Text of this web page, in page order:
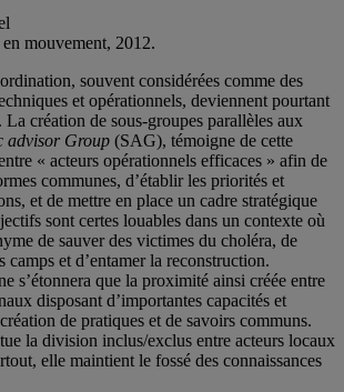
mouvement, 2012.
souvent considérées comme des
et opérationnels, deviennent pourtant
création de sous-groupes parallèles aux
advisor Group (SAG), témoigne de cette
« acteurs opérationnels efficaces » afin de
communes, d’établir les priorités et
et de mettre en place un cadre stratégique
sont certes louables dans un contexte où
de sauver des victimes du choléra, de
camps et d’entamer la reconstruction.
s’étonnera que la proximité ainsi créée entre
disposant d’importantes capacités et
de pratiques et de savoirs communs.
la division inclus/exclus entre acteurs locaux
elle maintient le fossé des connaissances